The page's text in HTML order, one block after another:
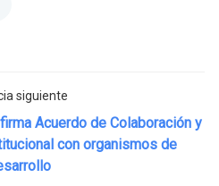
siguiente
Acuerdo de Colaboración y
con organismos de